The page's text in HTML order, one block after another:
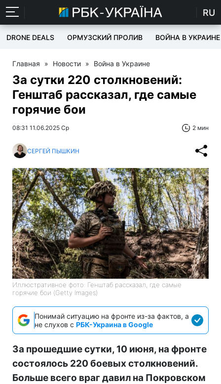
RU
DRONE DEALS ОРМУЗСКИЙ ПРОЛИВ ВОЙНА В УКРАИНЕ
Главная » Новости » Война в Украине
За сутки 220 столкновений:
Генштаб рассказал, где самые
горячие бои
08:31 11.06.2025 Ср 2 мин
СЕРГЕЙ ПЫШКИН
Иллюстративное фото: Генштаб рассказал, где самые
горячие бои (Getty Images)
Понимай ситуацию на фронте из-за фактов, а
не слухов с РБК-Украина в Google
За прошедшие сутки, 10 июня, на фронте
состоялось 220 боевых столкновений.
Больше всего враг давил на Покровском